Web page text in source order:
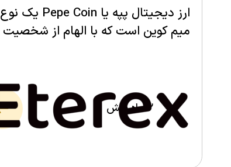
ارز دیجیتال پپه یا Pepe Coin یک نوع
میم کوین است که با الهام از شخصیت
2 ماه پیش